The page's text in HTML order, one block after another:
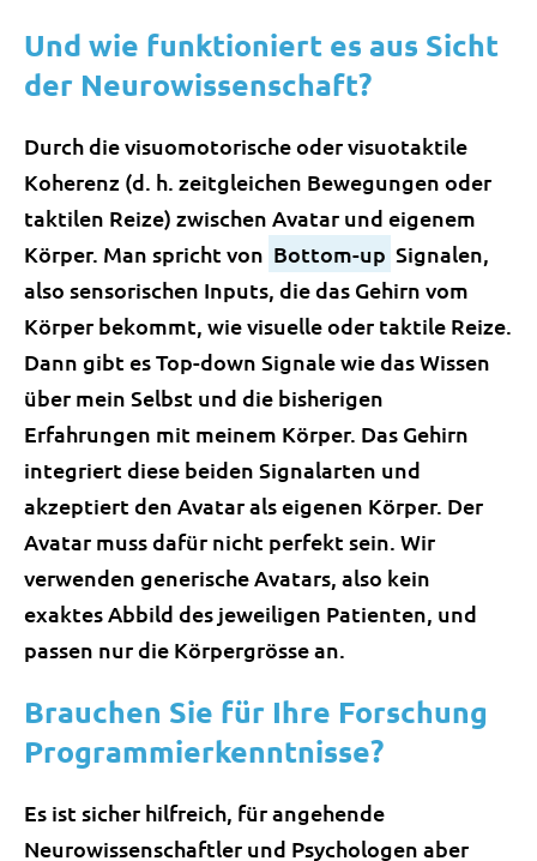
Und wie funktioniert es aus Sicht
der Neurowissenschaft?
Durch die visuomotorische oder visuotaktile
Koherenz (d. h. zeitgleichen Bewegungen oder
taktilen Reize) zwischen Avatar und eigenem
Körper. Man spricht von Bottom-up Signalen,
also sensorischen Inputs, die das Gehirn vom
Körper bekommt, wie visuelle oder taktile Reize.
Dann gibt es Top-down Signale wie das Wissen
über mein Selbst und die bisherigen
Erfahrungen mit meinem Körper. Das Gehirn
integriert diese beiden Signalarten und
akzeptiert den Avatar als eigenen Körper. Der
Avatar muss dafür nicht perfekt sein. Wir
verwenden generische Avatars, also kein
exaktes Abbild des jeweiligen Patienten, und
passen nur die Körpergrösse an.
Brauchen Sie für Ihre Forschung
Programmierkenntnisse?
Es ist sicher hilfreich, für angehende
Neurowissenschaftler und Psychologen aber